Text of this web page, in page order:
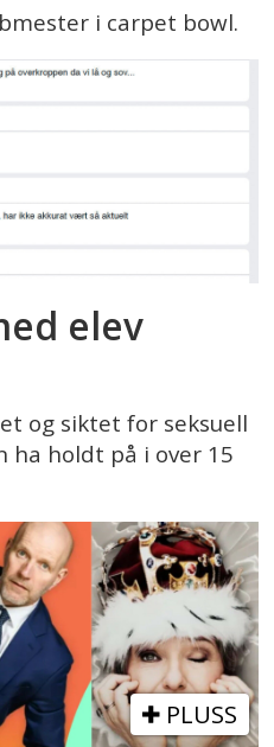
i carpet bowl.
elev
og siktet for seksuell
ha holdt på i over 15
PLUSS